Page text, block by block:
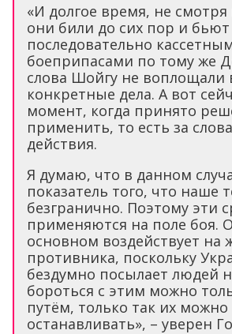
«И долгое время, не смотря
они били до сих пор и бьют
последовательно
боеприпасами по тому же
слова Шойгу не воплощали
конкретные дела. А вот
момент, когда принято
применить, то есть за
действия.
Я думаю, что в данном
показатель того, что наше
безгранично. Поэтому эти
применяются на поле боя.
основном воздействует на
противника, поскольку
бездумно посылает людей
бороться с этим можно
путём, только так их можно
останавливать», – уверен